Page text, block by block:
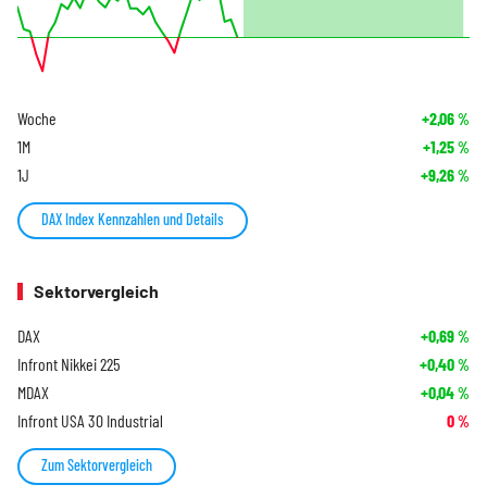
Woche +2,06%
1M +1,25%
1J +9,26%
DAX Index Kennzahlen und Details
Sektorvergleich
DAX +0,69%
Infront Nikkei 225 +0,40%
MDAX +0,04%
Infront USA 30 Industrial 0%
Zum Sektorvergleich